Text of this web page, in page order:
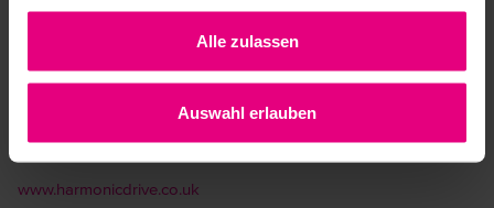
Alle zulassen
Auswahl erlauben
Stafford ST18 0GA
info@harmonicdrive.co.uk
www.harmonicdrive.co.uk